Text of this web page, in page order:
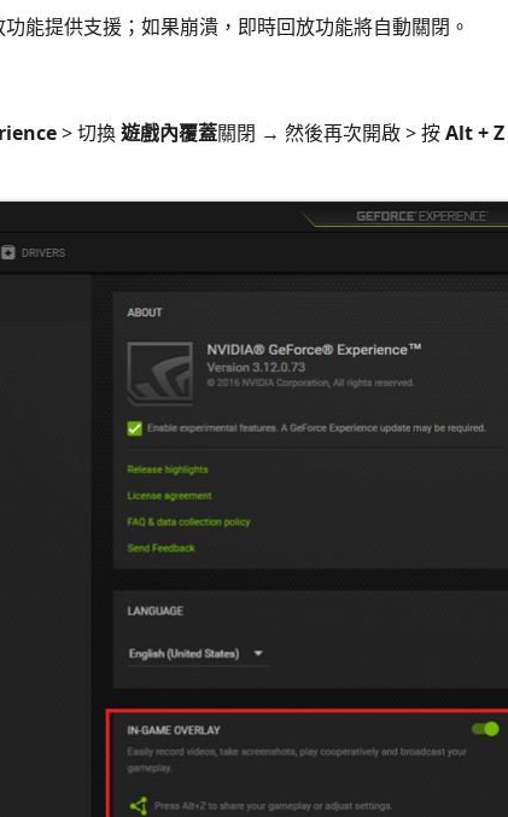
能提供支援；如果崩潰，即時回放功能將自動關閉。
> 切換遊戲內覆蓋關閉 → 然後再次開啟 > 按Alt + Z